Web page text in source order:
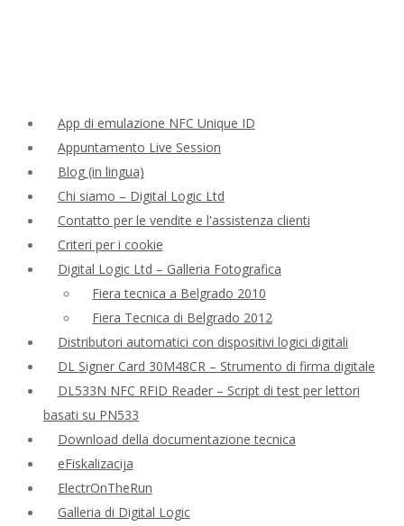
App di emulazione NFC Unique ID
Appuntamento Live Session
Blog (in lingua)
Chi siamo – Digital Logic Ltd
Contatto per le vendite e l'assistenza clienti
Criteri per i cookie
Digital Logic Ltd – Galleria Fotografica
Fiera tecnica a Belgrado 2010
Fiera Tecnica di Belgrado 2012
Distributori automatici con dispositivi logici digitali
DL Signer Card 30M48CR – Strumento di firma digitale
DL533N NFC RFID Reader – Script di test per lettori
basati su PN533
Download della documentazione tecnica
eFiskalizacija
ElectrOnTheRun
Galleria di Digital Logic